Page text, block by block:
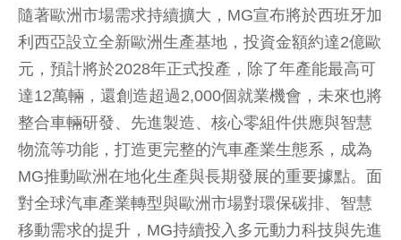
亦以累計42.4萬輛成績，成為品牌在歐洲最具代表
性的熱銷產品之一。從核心市場到暢銷車型，MG以
超越期待的產品實力開創新局，持續獲得歐洲消費
者青睞，為MG品牌在全球汽車市場的挹注強勁的發
展動能。
投資2億歐元設立西班牙基地，打造全新歐洲生產據
點